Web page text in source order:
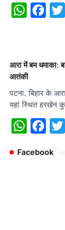
आरा में बम धमाका:
आतंकी
पटना. बिहार के
यहां स्थित हरखेन
Facebook